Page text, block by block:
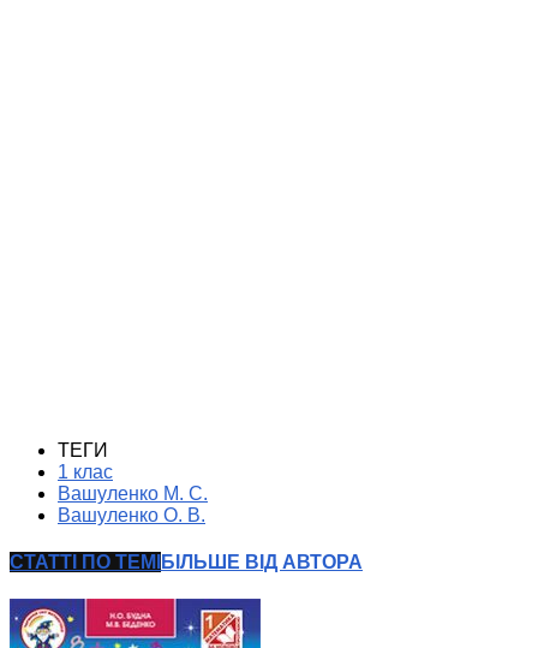
ТЕГИ
1 клас
Вашуленко М. С.
Вашуленко О. В.
СТАТТІ ПО ТЕМІ БІЛЬШЕ ВІД АВТОРА